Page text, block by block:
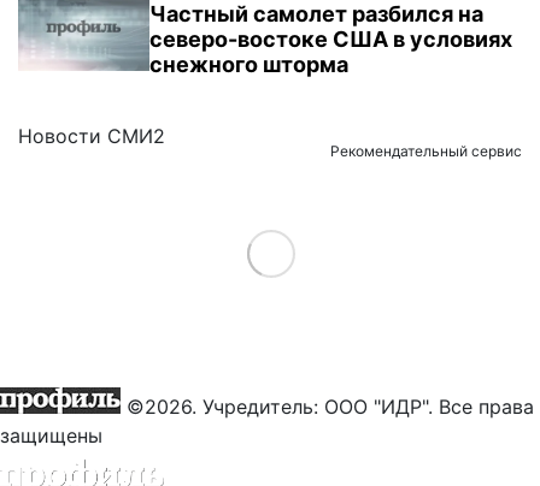
Частный самолет разбился на
северо-востоке США в условиях
снежного шторма
Новости СМИ2
Рекомендательный сервис
Load More
©2026. Учредитель: ООО "ИДР". Все права
защищены